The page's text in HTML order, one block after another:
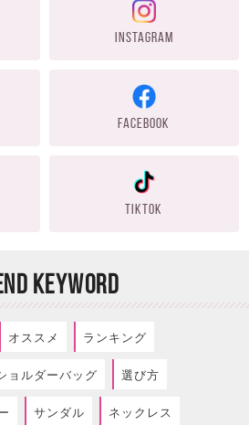
INSTAGRAM
FACEBOOK
TIKTOK
KEYWORD
オススメ ランキング
ョルダーバッグ 選び方
サンダル ネックレス